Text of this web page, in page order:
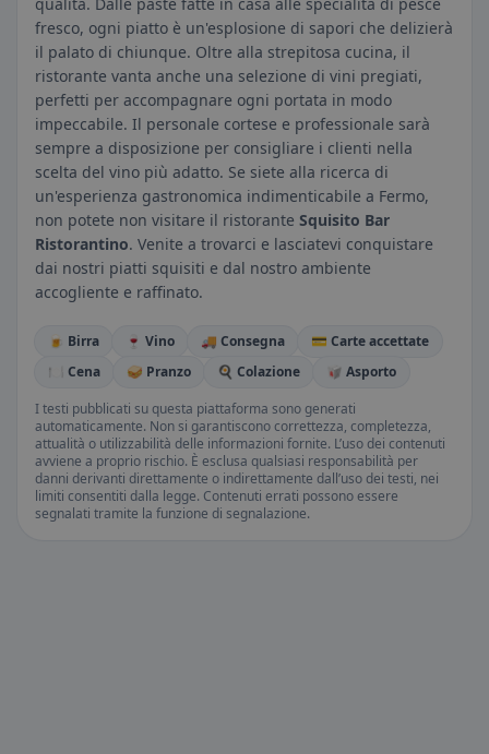
fresco, ogni piatto è un'esplosione di sapori che delizierà
il palato di chiunque. Oltre alla strepitosa cucina, il
ristorante vanta anche una selezione di vini pregiati,
perfetti per accompagnare ogni portata in modo
impeccabile. Il personale cortese e professionale sarà
sempre a disposizione per consigliare i clienti nella
scelta del vino più adatto. Se siete alla ricerca di
un'esperienza gastronomica indimenticabile a Fermo,
non potete non visitare il ristorante Squisito Bar
Ristorantino. Venite a trovarci e lasciatevi conquistare
dai nostri piatti squisiti e dal nostro ambiente
accogliente e raffinato.
🍺 Birra 🍷 Vino 🚚 Consegna
💳 Carte accettate
🍽️ Cena
🥪 Pranzo 🍳 Colazione
🥡 Asporto
I testi pubblicati su questa piattaforma sono generati
automaticamente. Non si garantiscono correttezza, completezza,
attualità o utilizzabilità delle informazioni fornite. L’uso dei contenuti
avviene a proprio rischio. È esclusa qualsiasi responsabilità per
danni derivanti direttamente o indirettamente dall’uso dei testi, nei
limiti consentiti dalla legge. Contenuti errati possono essere
segnalati tramite la funzione di segnalazione.